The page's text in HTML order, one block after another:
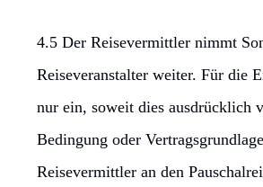
4.5 Der Reisevermittler nimmt
Reiseveranstalter weiter. Für die
nur ein, soweit dies ausdrücklich
Bedingung oder
Reisevermittler an den